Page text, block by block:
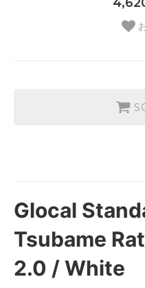
Glocal
Tsubame
2.0 / White